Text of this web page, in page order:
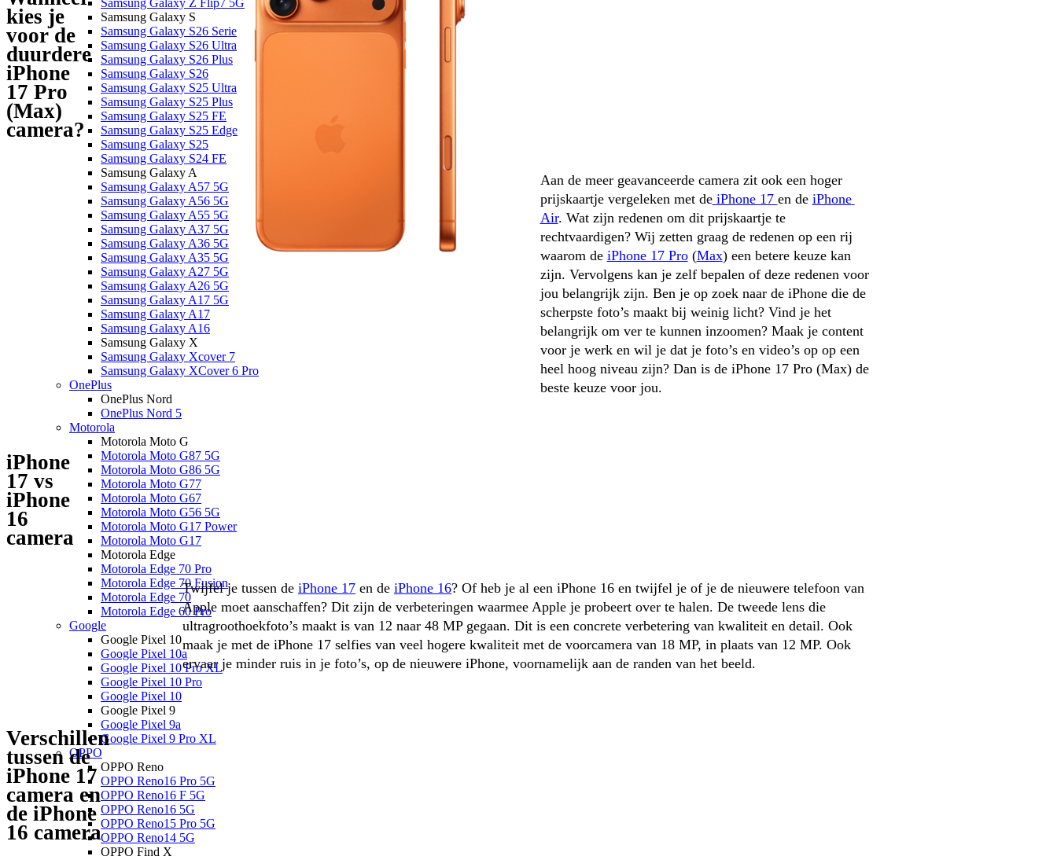
Samsung Galaxy Z Flip7 5G
Samsung Galaxy S
Samsung Galaxy S26 Serie
Samsung Galaxy S26 Ultra
Samsung Galaxy S26 Plus
Samsung Galaxy S26
Samsung Galaxy S25 Ultra
Samsung Galaxy S25 Plus
Samsung Galaxy S25 FE
Samsung Galaxy S25 Edge
Samsung Galaxy S25
Samsung Galaxy S24 FE
Samsung Galaxy A
Samsung Galaxy A57 5G
Samsung Galaxy A56 5G
Samsung Galaxy A55 5G
Samsung Galaxy A37 5G
Samsung Galaxy A36 5G
Samsung Galaxy A35 5G
Samsung Galaxy A27 5G
Samsung Galaxy A26 5G
Samsung Galaxy A17 5G
Samsung Galaxy A17
Samsung Galaxy A16
Samsung Galaxy X
Samsung Galaxy Xcover 7
Samsung Galaxy XCover 6 Pro
OnePlus
OnePlus Nord
OnePlus Nord 5
Motorola
Motorola Moto G
Motorola Moto G87 5G
Motorola Moto G86 5G
Motorola Moto G77
Motorola Moto G67
Motorola Moto G56 5G
Motorola Moto G17 Power
Motorola Moto G17
Motorola Edge
Motorola Edge 70 Pro
Motorola Edge 70 Fusion
Motorola Edge 70
Motorola Edge 60 Pro
Google
Google Pixel 10
Google Pixel 10a
Google Pixel 10 Pro XL
Google Pixel 10 Pro
Google Pixel 10
Google Pixel 9
Google Pixel 9a
Google Pixel 9 Pro XL
OPPO
OPPO Reno
OPPO Reno16 Pro 5G
OPPO Reno16 F 5G
OPPO Reno16 5G
OPPO Reno15 Pro 5G
OPPO Reno14 5G
OPPO Find X
kies je
voor de
duurdere
iPhone
17 Pro
(Max)
camera?
Aan de meer geavanceerde camera zit ook een hoger
prijskaartje vergeleken met de iPhone 17 en de iPhone
Air. Wat zijn redenen om dit prijskaartje te
rechtvaardigen? Wij zetten graag de redenen op een rij
waarom de iPhone 17 Pro (Max) een betere keuze kan
zijn. Vervolgens kan je zelf bepalen of deze redenen voor
jou belangrijk zijn. Ben je op zoek naar de iPhone die de
scherpste foto’s maakt bij weinig licht? Vind je het
belangrijk om ver te kunnen inzoomen? Maak je content
voor je werk en wil je dat je foto’s en video’s op op een
heel hoog niveau zijn? Dan is de iPhone 17 Pro (Max) de
beste keuze voor jou.
iPhone
17 vs
iPhone
16
camera
Twijfel je tussen de iPhone 17 en de iPhone 16? Of heb je al een iPhone 16 en twijfel je of je de nieuwere telefoon van
Apple moet aanschaffen? Dit zijn de verbeteringen waarmee Apple je probeert over te halen. De tweede lens die
ultragroothoekfoto’s maakt is van 12 naar 48 MP gegaan. Dit is een concrete verbetering van kwaliteit en detail. Ook
maak je met de iPhone 17 selfies van veel hogere kwaliteit met de voorcamera van 18 MP, in plaats van 12 MP. Ook
ervaar je minder ruis in je foto’s, op de nieuwere iPhone, voornamelijk aan de randen van het beeld.
Verschillen
tussen de
iPhone 17
camera en
de iPhone
16 camera